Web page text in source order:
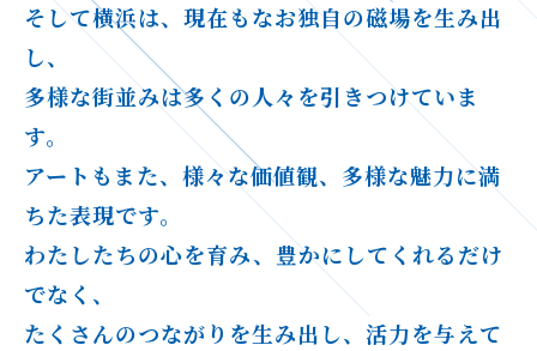
そして横浜は、現在もなお独自の磁場を生み出
し、
多様な街並みは多くの人々を引きつけていま
す。
アートもまた、様々な価値観、多様な魅力に満
ちた表現です。
わたしたちの心を育み、豊かにしてくれるだけ
でなく、
たくさんのつながりを生み出し、活力を与えて